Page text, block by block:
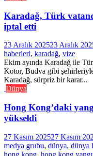
Karadağ, Türk
iptal etti
23 Aralık 202523 Aralık
haberleri, karadağ, vize
Ekim ayında Karadağ ile
Kotor, Budva gibi şehirleriyle
Karadağ, sürpriz bir karar...
Dünya
Hong Kong’daki
yükseldi
27 Kasım 202527 Kasım
medya grubu, dünya, dünya
hong kong, hong kong